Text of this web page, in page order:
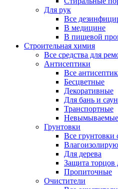
Для рук
Все
В медицине
В пищевой
Строительная химия
Все средства для
Антисептики
Все
Бесцветные
Декоративные
Для бань и саун
Транспортные
Невымываемые
Грунтовки
Все грунтовки
Для дерева
Защита торцов
Пропиточные
Очистители